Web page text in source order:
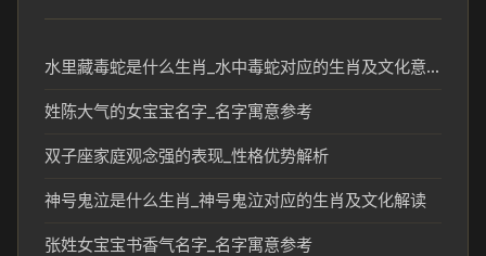
水里藏毒蛇是什么生肖_水中毒蛇对应的生肖及文化意义
姓陈大气的女宝宝名字_名字寓意参考
双子座家庭观念强的表现_性格优势解析
神号鬼泣是什么生肖_神号鬼泣对应的生肖及文化解读
张姓女宝宝书香气名字_名字寓意参考